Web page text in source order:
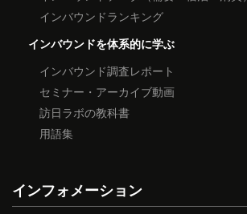
インバウンドランキング
インバウンドを体系的に学ぶ
インバウンド調査レポート
セミナー・アーカイブ動画
訪日ラボの教科書
用語集
インフォメーション